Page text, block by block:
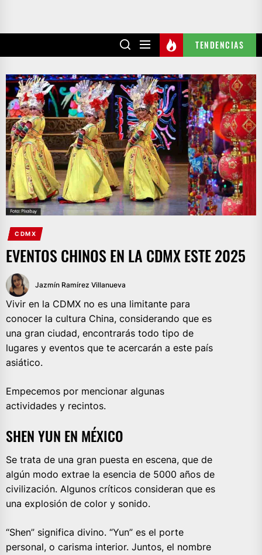
TENDENCIAS
CDMX
EVENTOS CHINOS EN LA CDMX ESTE 2025
Jazmín Ramírez Villanueva
Vivir en la CDMX no es una limitante para
conocer la cultura China, considerando que es
una gran ciudad, encontrarás todo tipo de
lugares y eventos que te acercarán a este país
asiático.
Empecemos por mencionar algunas
actividades y recintos.
SHEN YUN EN MÉXICO
Se trata de una gran puesta en escena, que de
algún modo extrae la esencia de 5000 años de
civilización. Algunos críticos consideran que es
una explosión de color y sonido.
“Shen” significa divino. “Yun” es el porte
personal, o carisma interior. Juntos, el nombre